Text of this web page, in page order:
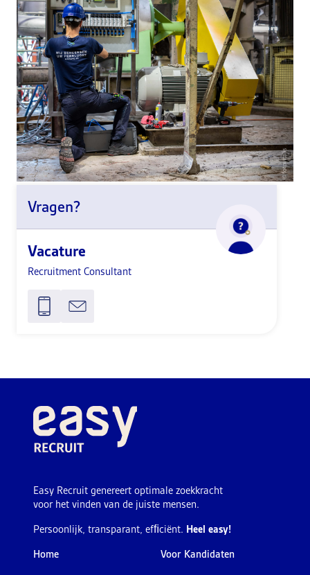
Vragen?
Vacature
Recruitment Consultant
Easy Recruit genereert optimale zoekkracht
voor het vinden van de juiste mensen.
Persoonlijk, transparant, efﬁciënt. Heel easy!
Home
Voor Kandidaten